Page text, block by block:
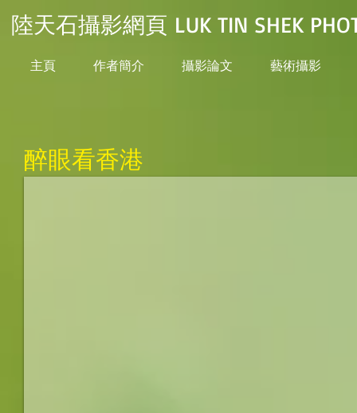
陸天石攝影網頁 LUK TIN SHEK
主頁 作者簡介 攝影論文 藝術攝影
醉眼看香港